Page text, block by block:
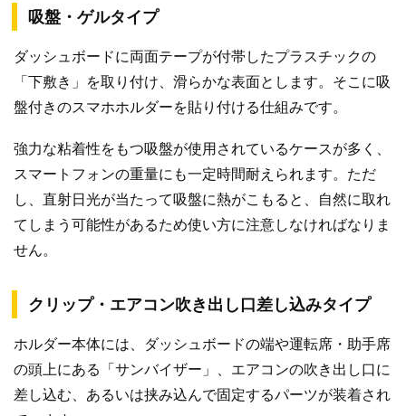
吸盤・ゲルタイプ
ダッシュボードに両面テープが付帯したプラスチックの
「下敷き」を取り付け、滑らかな表面とします。そこに吸
盤付きのスマホホルダーを貼り付ける仕組みです。
強力な粘着性をもつ吸盤が使用されているケースが多く、
スマートフォンの重量にも一定時間耐えられます。ただ
し、直射日光が当たって吸盤に熱がこもると、自然に取れ
てしまう可能性があるため使い方に注意しなければなりま
せん。
クリップ・エアコン吹き出し口差し込みタイプ
ホルダー本体には、ダッシュボードの端や運転席・助手席
の頭上にある「サンバイザー」、エアコンの吹き出し口に
差し込む、あるいは挟み込んで固定するパーツが装着され